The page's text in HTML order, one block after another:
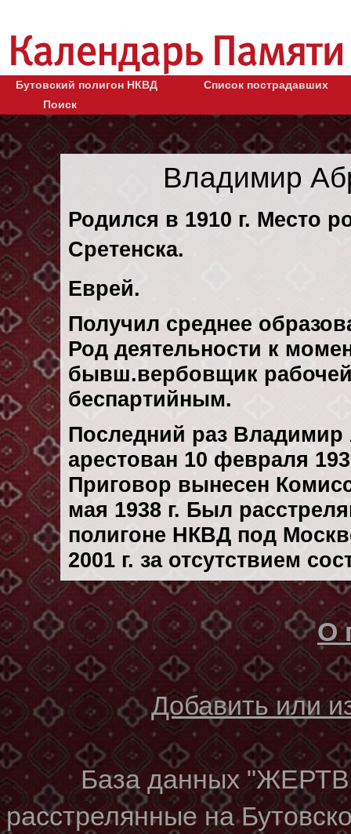
Бутовский полигон НКВД
Список пострадавших
Поиск
Владимир
Родился в 1910 г. Место
Сретенска.
Еврей.
Получил среднее
Род деятельности к
бывш.вербовщик
беспартийным.
Последний раз
арестован 10 февраля
Приговор вынесен
мая 1938 г. Был
полигоне НКВД под
2001 г. за отсутствием
О
Добавить или
База данных
расстрелянные на